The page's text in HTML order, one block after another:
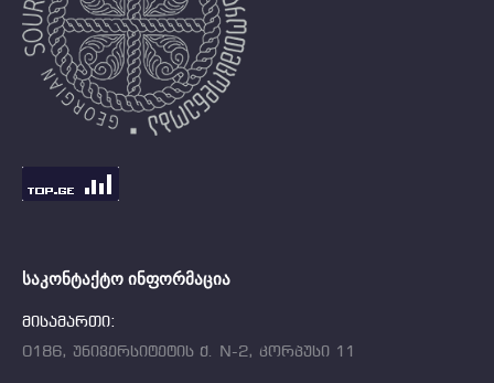
ᲡᲐᲙᲝᲜᲢᲐᲥᲢᲝ ᲘᲜᲤᲝᲠᲛᲐᲪᲘᲐ
მისამართი:
0186, უნივერსიტეტის ქ. N-2, კორპუსი 11